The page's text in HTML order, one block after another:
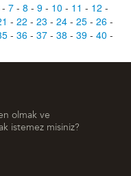
- 7 - 8 - 9 - 10 - 11 - 12 -
- 22 - 23 - 24 - 25 - 26 -
- 36 - 37 - 38 - 39 - 40 -
olmak ve
istemez misiniz?